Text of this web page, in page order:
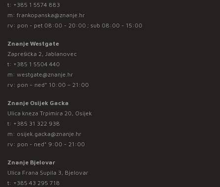
t: +385 1 5574 883
m: frankopanska@znanje.hr
rv: pon - pet 08:00 - 20:00 ; sub 08:00 - 15:00
Znanje Westgate
Zaprešićka 2, Jablanovec
t: +385 1 5504 440
m: westgate@znanje.hr
rv: pon – ned* 10:00 – 21:00
Znanje Osijek Gacka
Ulica kneza Trpimira 20, Osijek
t: +385 31 322 938
m: osijek.gacka@znanje.hr
rv: pon - ned* 9:00 - 21:00
Znanje Bjelovar
Ulica Frana Supila 3, Bjelovar
t: +385 43 295 718